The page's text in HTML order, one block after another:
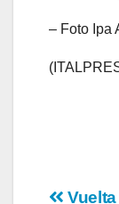
– Foto Ipa